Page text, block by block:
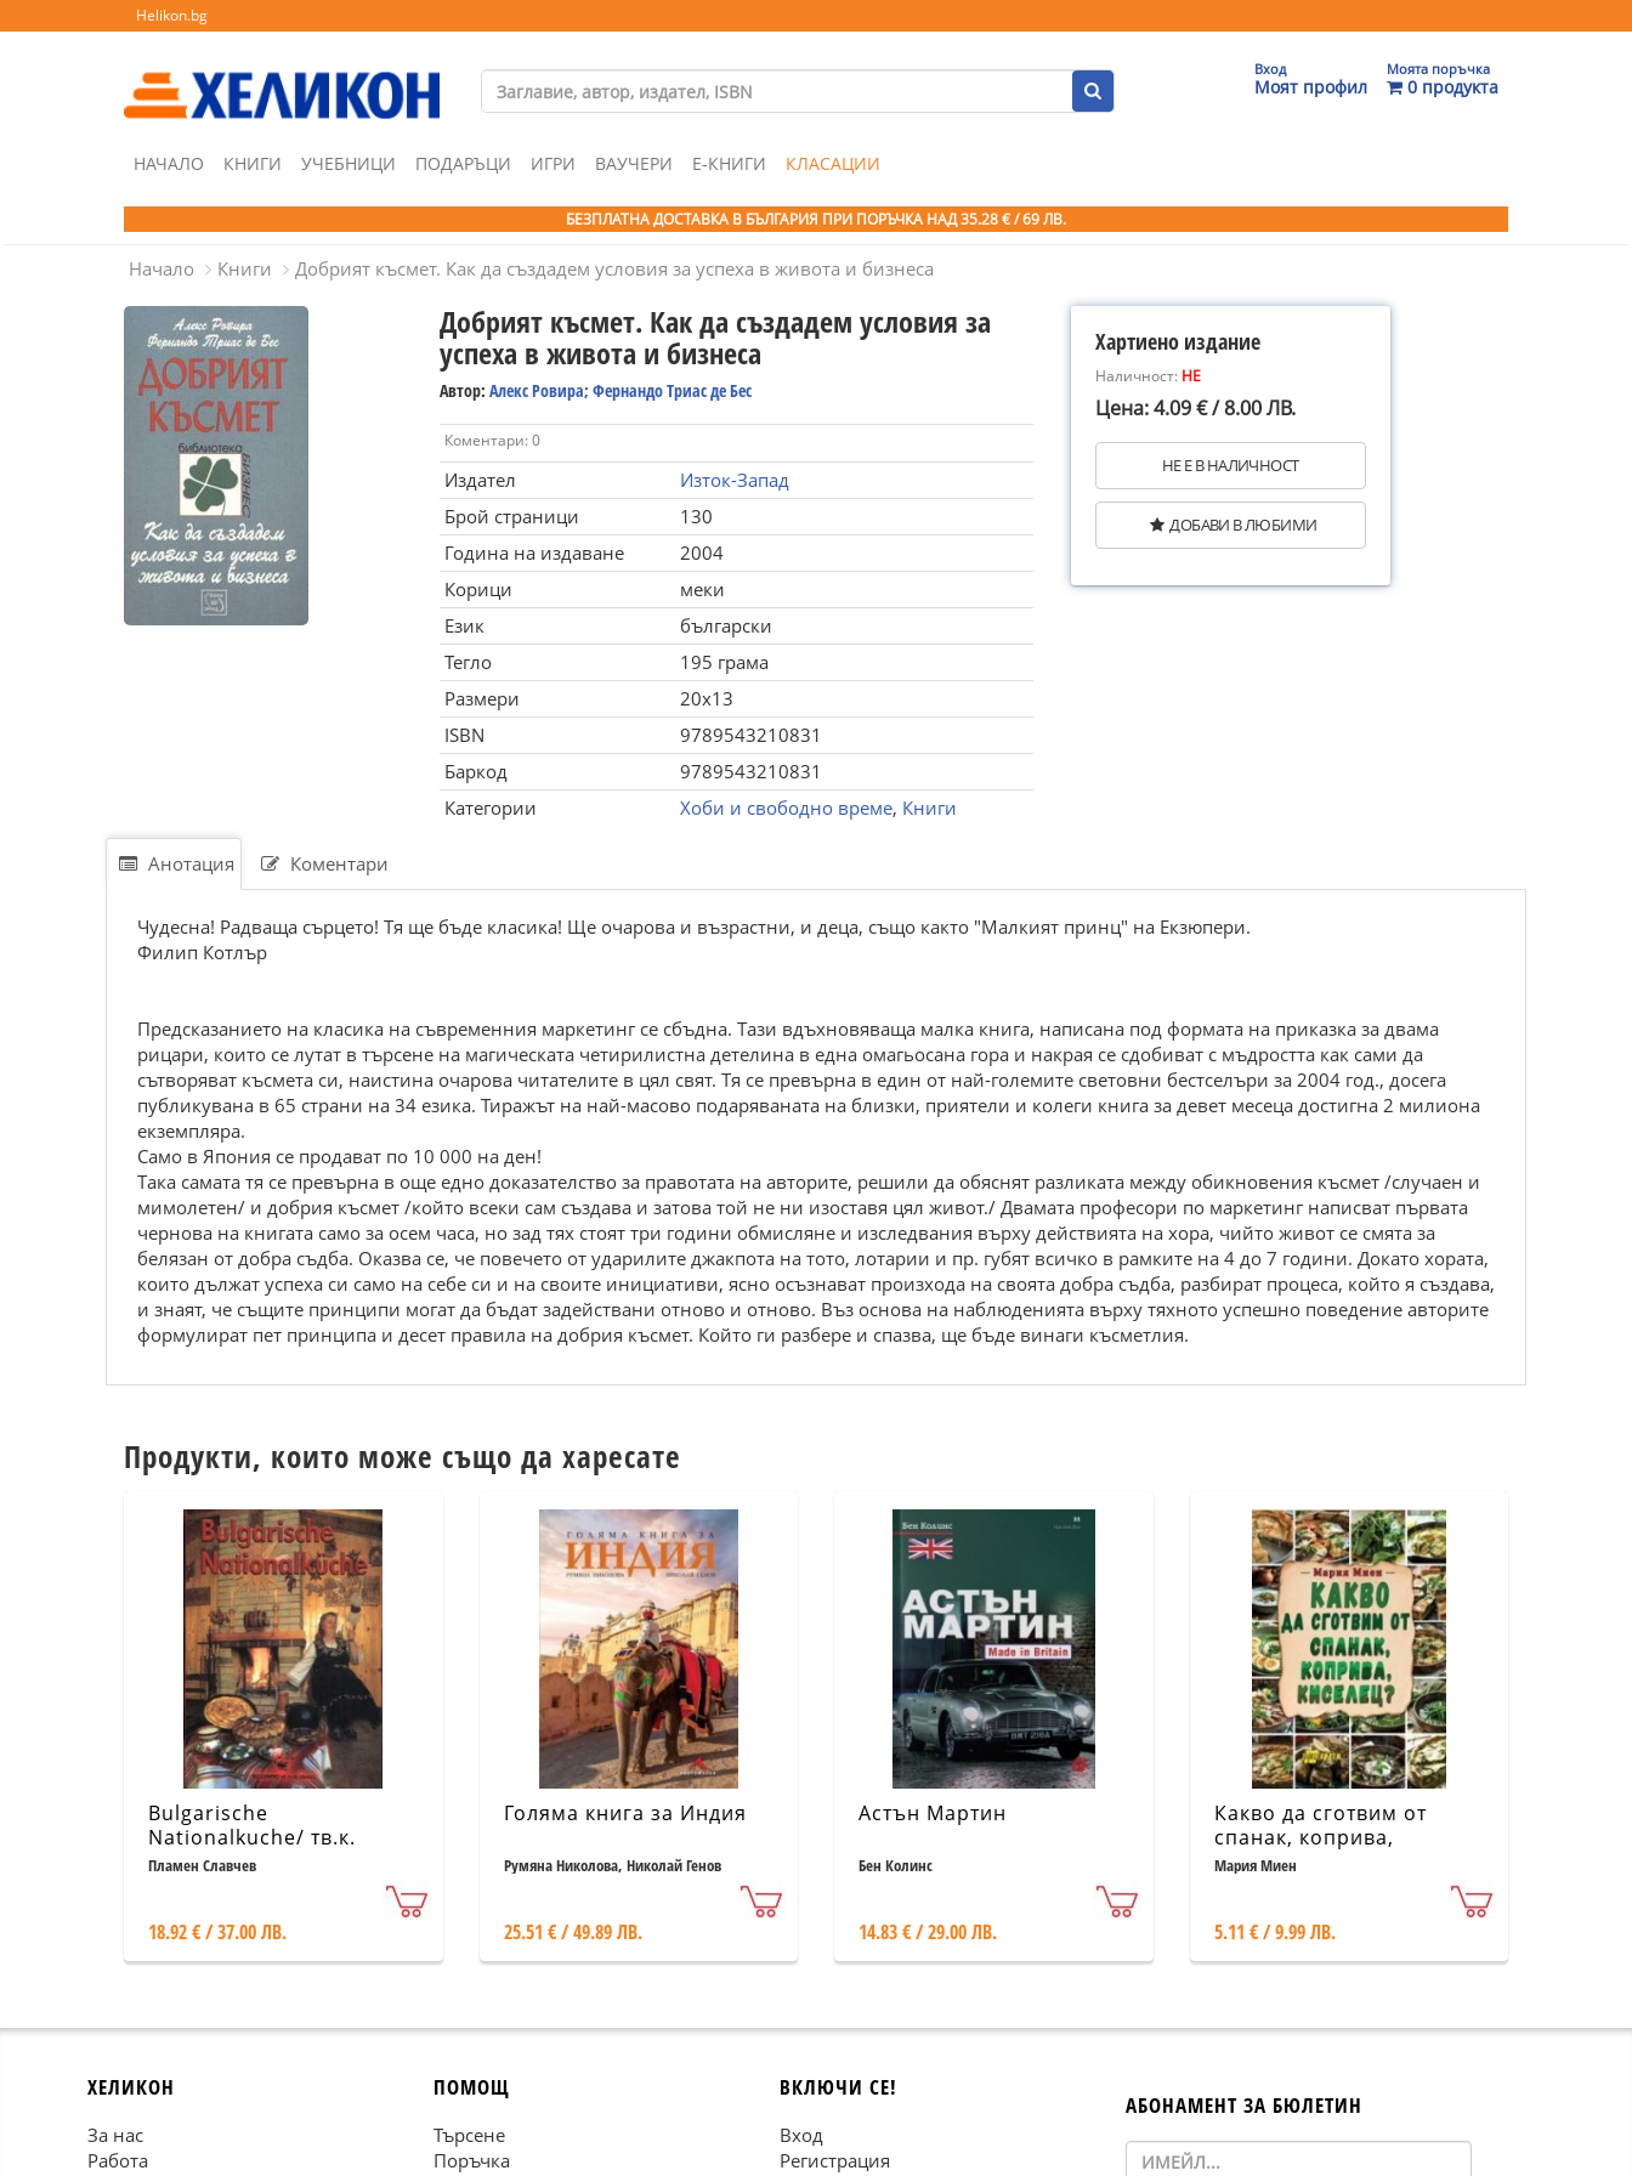
Helikon.bg
Вход
Моят профил
Моята поръчка
0 продукта
НАЧАЛО КНИГИ УЧЕБНИЦИ ПОДАРЪЦИ ИГРИ ВАУЧЕРИ Е-КНИГИ КЛАСАЦИИ
БЕЗПЛАТНА ДОСТАВКА В БЪЛГАРИЯ ПРИ ПОРЪЧКА НАД 35.28 € / 69 ЛВ.
Начало Книги Добрият късмет. Как да създадем условия за успеха в живота и бизнеса
Добрият късмет. Как да създадем условия за
успеха в живота и бизнеса
Автор: Алекс Ровира; Фернандо Триас де Бес
Коментари: 0
Издател
Изток-Запад
Брой страници
130
Година на издаване
2004
Корици
меки
Език
български
Тегло
195 грама
Размери
20x13
ISBN
9789543210831
Баркод
9789543210831
Категории
Хоби и свободно време, Книги
Хартиено издание
Наличност: НЕ
Цена: 4.09 € / 8.00 ЛВ.
НЕ Е В НАЛИЧНОСТ
ДОБАВИ В ЛЮБИМИ
Анотация Коментари
Чудесна! Радваща сърцето! Тя ще бъде класика! Ще очарова и възрастни, и деца, също както "Малкият принц" на Екзюпери.
Филип Котлър
Предсказанието на класика на съвременния маркетинг се сбъдна. Тази вдъхновяваща малка книга, написана под формата на приказка за двама
рицари, които се лутат в търсене на магическата четирилистна детелина в една омагьосана гора и накрая се сдобиват с мъдростта как сами да
сътворяват късмета си, наистина очарова читателите в цял свят. Тя се превърна в един от най-големите световни бестселъри за 2004 год., досега
публикувана в 65 страни на 34 езика. Тиражът на най-масово подаряваната на близки, приятели и колеги книга за девет месеца достигна 2 милиона
екземпляра.
Само в Япония се продават по 10 000 на ден!
Така самата тя се превърна в още едно доказателство за правотата на авторите, решили да обяснят разликата между обикновения късмет /случаен и
мимолетен/ и добрия късмет /който всеки сам създава и затова той не ни изоставя цял живот./ Двамата професори по маркетинг написват първата
чернова на книгата само за осем часа, но зад тях стоят три години обмисляне и изследвания върху действията на хора, чийто живот се смята за
белязан от добра съдба. Оказва се, че повечето от ударилите джакпота на тото, лотарии и пр. губят всичко в рамките на 4 до 7 години. Докато хората,
които дължат успеха си само на себе си и на своите инициативи, ясно осъзнават произхода на своята добра съдба, разбират процеса, който я създава,
и знаят, че същите принципи могат да бъдат задействани отново и отново. Въз основа на наблюденията върху тяхното успешно поведение авторите
формулират пет принципа и десет правила на добрия късмет. Който ги разбере и спазва, ще бъде винаги късметлия.
Продукти, които може също да харесате
Bulgarische
Nationalkuche/ тв.к.
Пламен Славчев
18.92 € / 37.00 ЛВ.
Голяма книга за Индия
Румяна Николова, Николай Генов
25.51 € / 49.89 ЛВ.
Астън Мартин
Бен Колинс
14.83 € / 29.00 ЛВ.
Какво да сготвим от
спанак, коприва,
киселец?
Мария Миен
5.11 € / 9.99 ЛВ.
ХЕЛИКОН
За нас
Работа
ПОМОЩ
Търсене
Поръчка
ВКЛЮЧИ СЕ!
Вход
Регистрация
АБОНАМЕНТ ЗА БЮЛЕТИН